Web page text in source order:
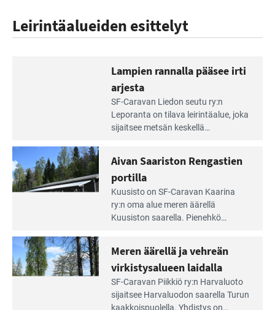
Leirintäalueiden esittelyt
rannalla
pääsee
irti
arjesta
Lampien rannalla pääsee irti
arjesta
SF-Caravan Liedon seutu ry:n
Leporanta on tilava leirintäalue, joka
sijaitsee metsän kes­kellä
tarjoaa ympäris­töineen kauniit
maisemat ja loistavat virkistäytymis­
mahdollisuudet.
Lue
Saariston
Rengastien
portilla
Aivan Saariston Rengastien
portilla
Kuusisto on SF-Caravan Kaarina
ry:n oma alue meren äärellä
Kuusiston saarella. Pie­nehkö
Meren äärellä ja vehreän
virkistysalueen laidalla
SF-Caravan Piikkiö ry:n Harvaluoto
sijait­see Harvaluodon saarella Turun
kaakkois­puolella. Yhdistys on